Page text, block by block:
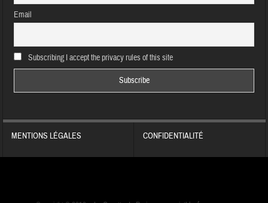
Email
Subscribing I accept the privacy rules of this site
MENTIONS LÉGALES CONFIDENTIALITÉ